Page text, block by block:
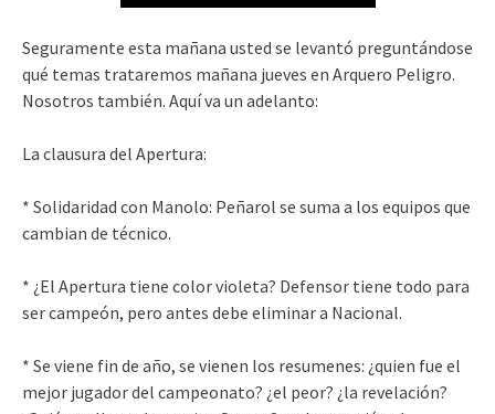
Seguramente esta mañana usted se levantó preguntándose
qué temas trataremos mañana jueves en Arquero Peligro.
Nosotros también. Aquí va un adelanto:
La clausura del Apertura:
* Solidaridad con Manolo: Peñarol se suma a los equipos que
cambian de técnico.
* ¿El Apertura tiene color violeta? Defensor tiene todo para
ser campeón, pero antes debe eliminar a Nacional.
* Se viene fin de año, se vienen los resumenes: ¿quien fue el
mejor jugador del campeonato? ¿el peor? ¿la revelación?